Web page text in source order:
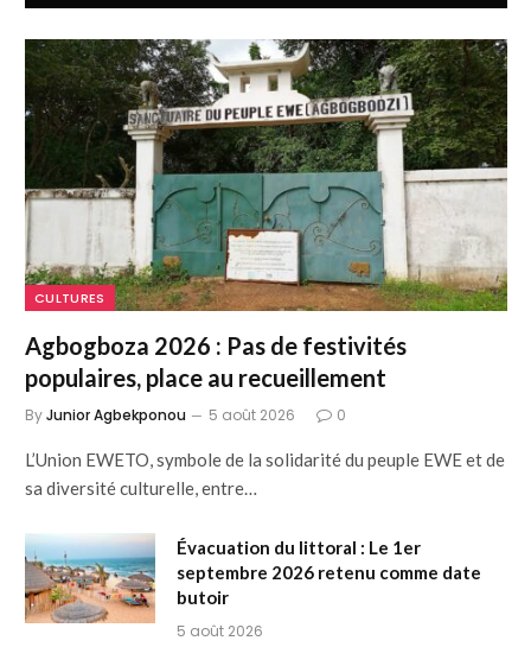
CULTURES
Agbogboza 2026 : Pas de festivités
populaires, place au recueillement
ByJunior Agbekponou 5 août 2026 0
L’Union EWETO, symbole de la solidarité du peuple EWE et de
sa diversité culturelle, entre…
Évacuation du littoral : Le 1er
septembre 2026 retenu comme date
butoir
5 août 2026